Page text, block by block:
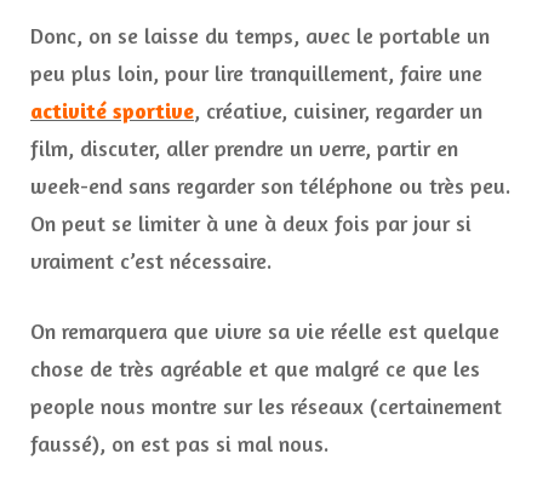
Donc, on se laisse du temps, avec le portable un
peu plus loin, pour lire tranquillement, faire une
activité sportive, créative, cuisiner, regarder un
film, discuter, aller prendre un verre, partir en
week-end sans regarder son téléphone ou très peu.
On peut se limiter à une à deux fois par jour si
vraiment c’est nécessaire.
On remarquera que vivre sa vie réelle est quelque
chose de très agréable et que malgré ce que les
people nous montre sur les réseaux (certainement
faussé), on est pas si mal nous.